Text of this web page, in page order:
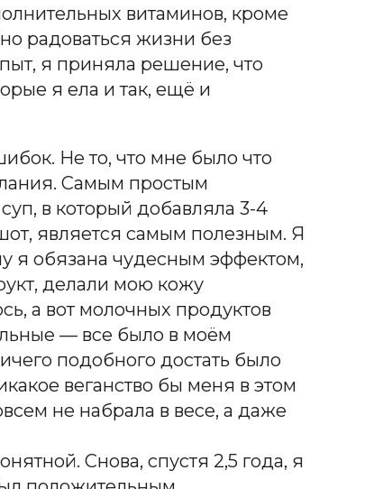
витаминов, кроме
радоваться жизни без
я приняла решение, что
я ела и так, ещё и
Не то, что мне было что
Самым простым
в который добавляла 3-4
является самым полезным. Я
я обязана чудесным эффектом,
делали мою кожу
а вот молочных продуктов
— все было в моём
подобного достать было
веганство бы меня в этом
не набрала в весе, а даже
Снова, спустя 2,5 года, я